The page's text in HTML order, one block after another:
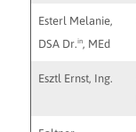
Esterl Melanie,
DSA Dr.in, MEd
Esztl Ernst, Ing.